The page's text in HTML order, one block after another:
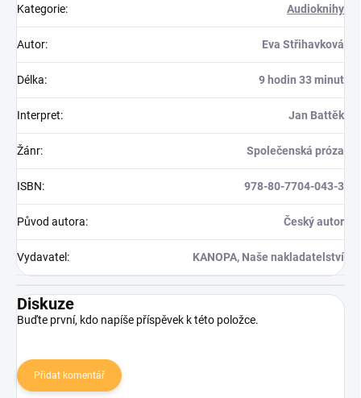
Kategorie: Audioknihy
Autor: Eva Střihavková
Délka: 9 hodin 33 minut
Interpret: Jan Battěk
Žánr: Společenská próza
ISBN: 978-80-7704-043-3
Původ autora: Český autor
Vydavatel : KANOPA, Naše nakladatelství
Diskuze
Buďte první, kdo napíše příspěvek k této položce.
Přidat komentář